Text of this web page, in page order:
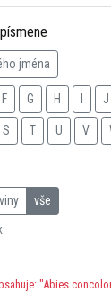
jména
F G H J
S T U V
vše
"Abies